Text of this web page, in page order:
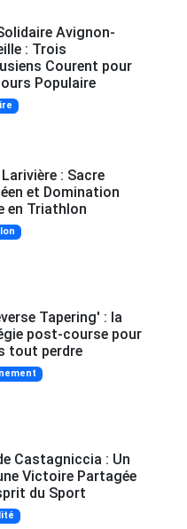
Avignon-
: Trois
Courent pour
Populaire
: Sacre
et Domination
en Triathlon
Tapering' : la
post-course pour
tout perdre
Castagniccia : Un
Victoire Partagée
du Sport